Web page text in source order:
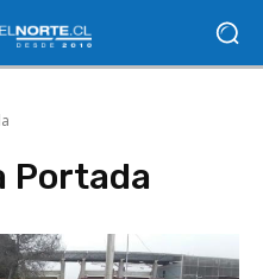
Portada